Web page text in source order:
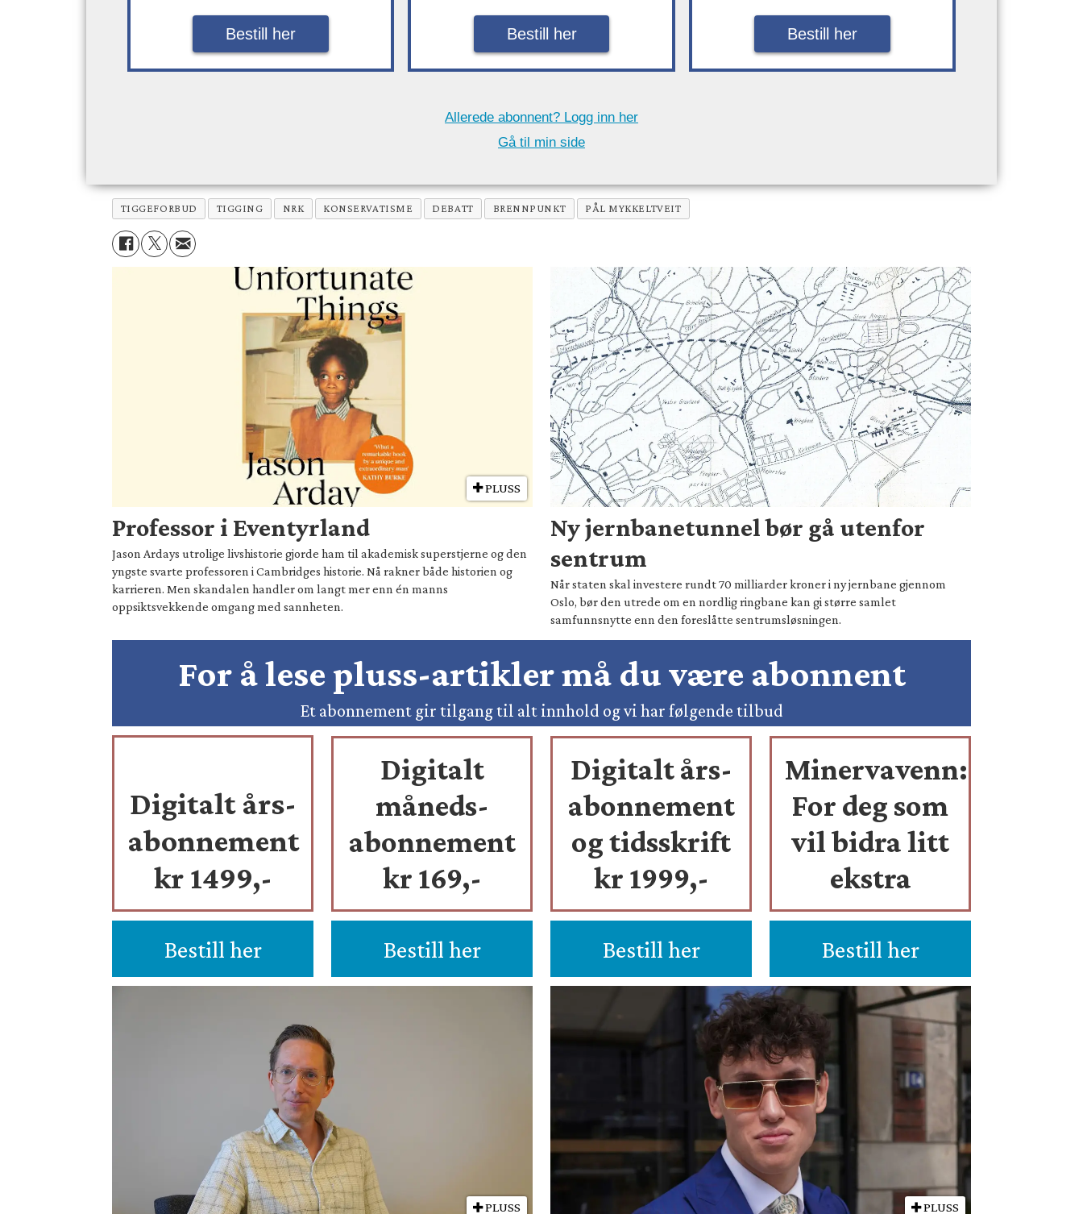
Bestill her Bestill her Bestill her
Allerede abonnent? Logg inn her
Gå til min side
TIGGEFORBUD TIGGING NRK KONSERVATISME DEBATT BRENNPUNKT PÅL MYKKELTVEIT
PLUSS
Professor i Eventyrland
Jason Ardays utrolige livshistorie gjorde ham til akademisk superstjerne og den
yngste svarte professoren i Cambridges historie. Nå rakner både historien og
karrieren. Men skandalen handler om langt mer enn én manns
oppsiktsvekkende omgang med sannheten.
Ny jernbanetunnel bør gå utenfor
sentrum
Når staten skal investere rundt 70 milliarder kroner i ny jernbane gjennom
Oslo, bør den utrede om en nordlig ringbane kan gi større samlet
samfunnsnytte enn den foreslåtte sentrumsløsningen.
For å lese pluss-artikler må du være abonnent
Et abonnement gir tilgang til alt innhold og vi har følgende tilbud
Digitalt års-
abonnement
kr 1499,-
Bestill her
Digitalt
måneds-
abonnement
kr 169,-
Bestill her
Digitalt års-
abonnement
og tidsskrift
kr 1999,-
Bestill her
Minervavenn:
For deg som
vil bidra litt
ekstra
Bestill her
PLUSS PLUSS